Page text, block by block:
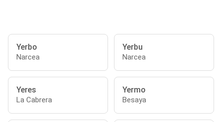
Yerbo
Narcea
Yerbu
Narcea
Yeres
La Cabrera
Yermo
Besaya